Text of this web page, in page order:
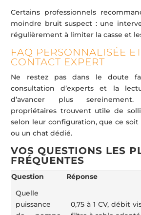
Certains professionnels
moindre bruit suspect : une
régulièrement à limiter la casse et
FAQ PERSONNALISÉE
CONTACT EXPERT
Ne restez pas dans le doute
consultation d’experts et la
d’avancer plus
propriétaires trouvent utile de
selon leur configuration, que ce soit
ou un chat dédié.
VOS QUESTIONS LES
FRÉQUENTES
Question
Réponse
Quelle
puissance
0,75 à 1 CV, débit